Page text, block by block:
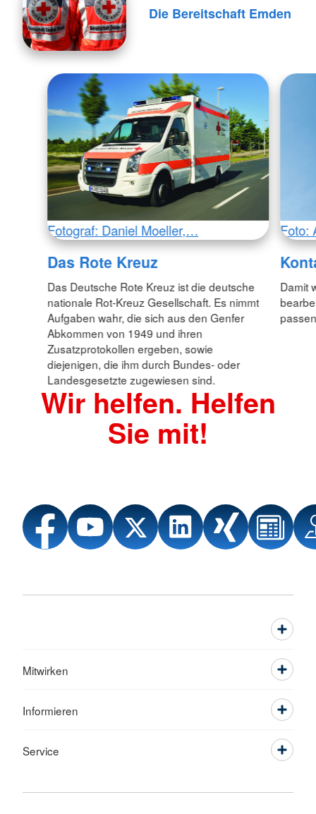
Die Bereitschaft Emden
Fotograf: Daniel Moeller,…
Das Rote Kreuz
Das Deutsche Rote Kreuz ist die deutsche
nationale Rot-Kreuz Gesellschaft. Es nimmt
Aufgaben wahr, die sich aus den Genfer
Abkommen von 1949 und ihren
Zusatzprotokollen ergeben, sowie
diejenigen, die ihm durch Bundes- oder
Landesgesetzte zugewiesen sind.
Foto:
Damit
Wir helfen. Helfen
Sie mit!
Mitwirken
Informieren
Service